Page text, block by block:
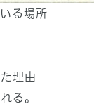
る場所
理由
る。